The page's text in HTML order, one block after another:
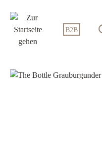
springen
B2B
Bildergalerie überspringen